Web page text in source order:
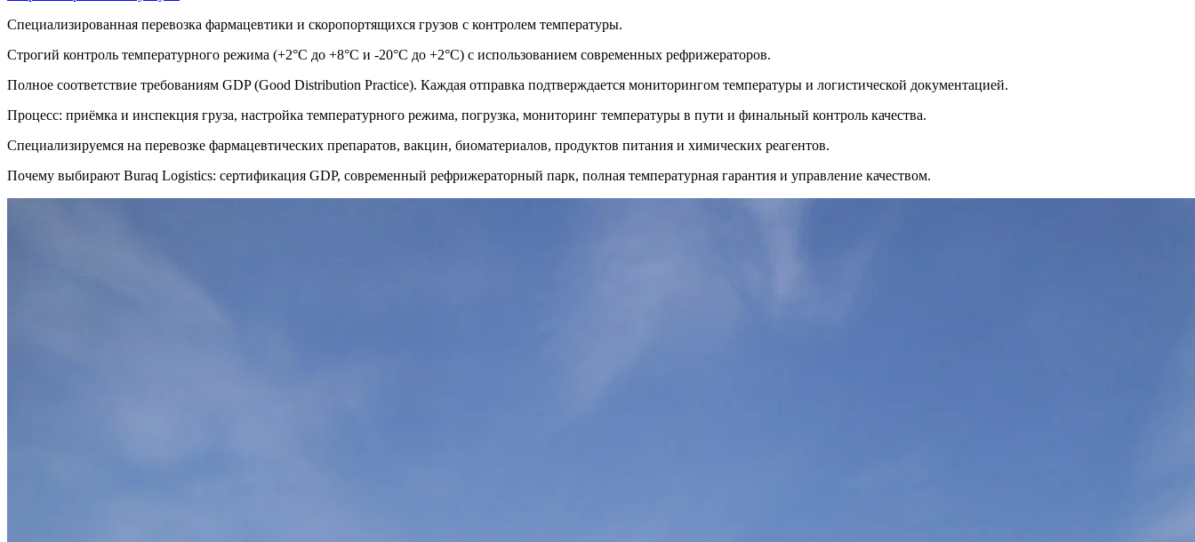
Специализированная перевозка фармацевтики и скоропортящихся грузов с контролем температуры.
Строгий контроль температурного режима (+2°C до +8°C и -20°C до +2°C) с использованием современных рефрижераторов.
Полное соответствие требованиям GDP (Good Distribution Practice). Каждая отправка подтверждается мониторингом температуры и логистической документацией.
Процесс: приёмка и инспекция груза, настройка температурного режима, погрузка, мониторинг температуры в пути и финальный контроль качества.
Специализируемся на перевозке фармацевтических препаратов, вакцин, биоматериалов, продуктов питания и химических реагентов.
Почему выбирают Buraq Logistics: сертификация GDP, современный рефрижераторный парк, полная температурная гарантия и управление качеством.